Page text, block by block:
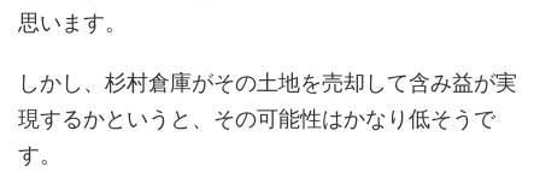
思います。
しかし、杉村倉庫がその土地を売却して含み益が実
現するかというと、その可能性はかなり低そうで
す。